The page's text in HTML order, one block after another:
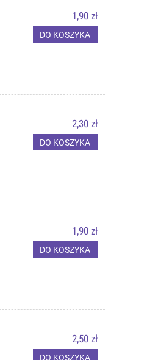
1,90 zł
DO KOSZYKA
2,30 zł
DO KOSZYKA
1,90 zł
DO KOSZYKA
2,50 zł
DO KOSZYKA